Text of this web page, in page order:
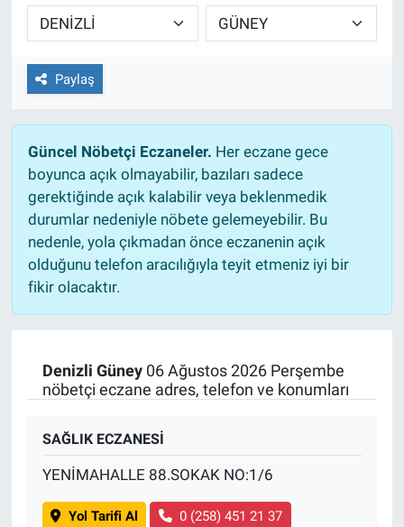
Paylaş
Güncel Nöbetçi Eczaneler. Her eczane gece
boyunca açık olmayabilir, bazıları sadece
gerektiğinde açık kalabilir veya beklenmedik
durumlar nedeniyle nöbete gelemeyebilir. Bu
nedenle, yola çıkmadan önce eczanenin açık
olduğunu telefon aracılığıyla teyit etmeniz iyi bir
fikir olacaktır.
Denizli Güney06 Ağustos 2026 Perşembe
nöbetçi eczane adres, telefon ve konumları
SAĞLIK ECZANESİ
YENİMAHALLE 88.SOKAK NO:1/6
Yol Tarifi Al 0 (258) 451 21 37
TEKNOLOJİ
Dünya
İlçeler
MAGAZİN
Bilim, Teknoloji
ASAYİŞ
EĞİTİM
BİLİM VE TEKNOLOJİ